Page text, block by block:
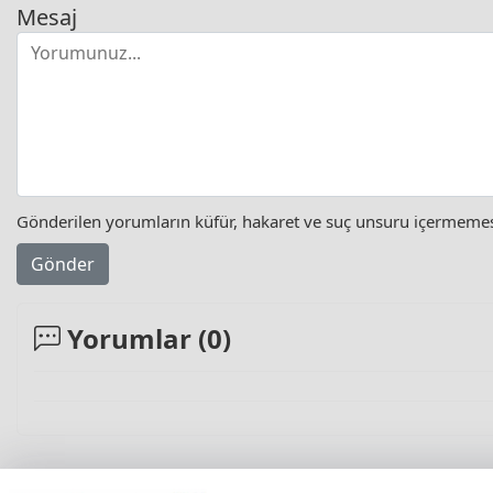
Mesaj
Gönderilen yorumların küfür, hakaret ve suç unsuru
Gönder
Yorumlar (0)